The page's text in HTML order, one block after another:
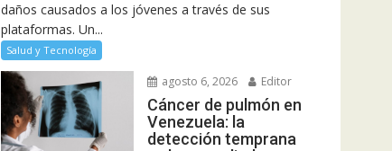
daños causados a los jóvenes a través de sus
plataformas. Un...
Salud y Tecnología
agosto 6, 2026 Editor
Cáncer de pulmón en
Venezuela: la
detección temprana